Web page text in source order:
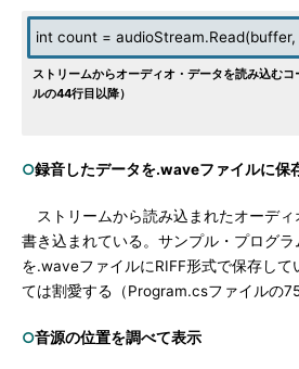
int count =
ストリームからオーディオ・データを読み込む
ルの44行目以降）
○録音したデータを.waveファイルに保
ストリームから読み込まれたオーディ
書き込まれている。サンプル・プログ
を.waveファイルにRIFF形式で保存し
ては割愛する（Program.csファイルの75
○音源の位置を調べて表示